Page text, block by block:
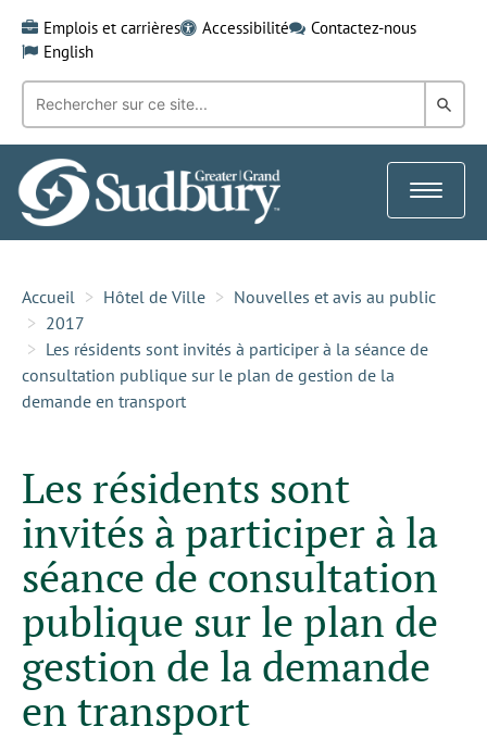
content
Emplois et carrières Accessibilité
Contactez-nous
English
Recherche
mot-
clé:
dans
Toggle
Accueil Hôtel de Ville
Nouvelles et avis au public
2017
Les résidents sont invités à participer à la séance de
consultation publique sur le plan de gestion de la
demande en transport
Les résidents sont
invités à participer à la
séance de consultation
publique sur le plan de
gestion de la demande
en transport